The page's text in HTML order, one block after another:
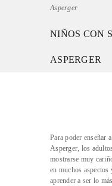
Asperger
NIÑOS CON
ASPERGER
Para poder enseñar
Asperger, los
mostrarse muy
en muchos
aprender a ser lo